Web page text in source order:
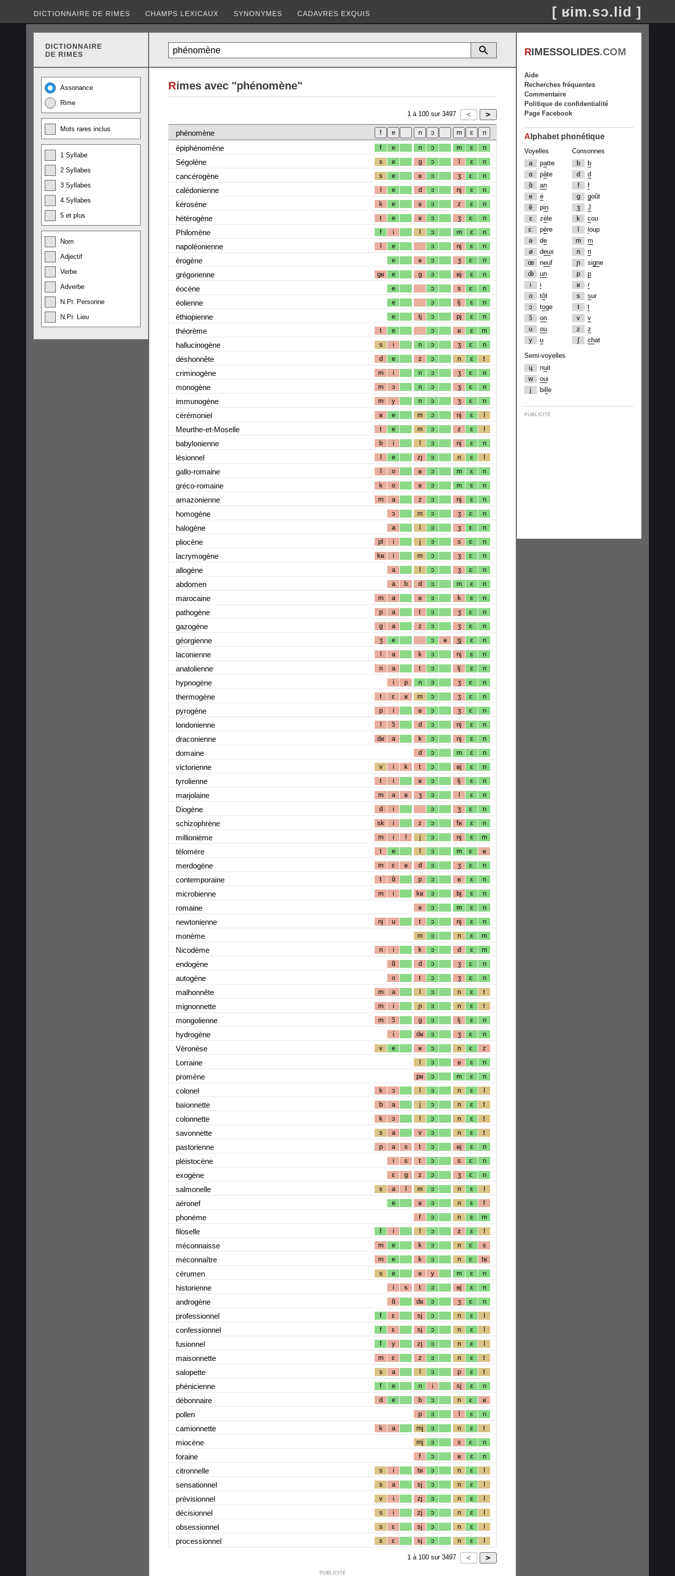
DICTIONNAIRE DE RIMES CHAMPS LEXICAUX SYNONYMES CADAVRES EXQUIS [ ʁim.sɔ.lid ]
DICTIONNAIRE
DE RIMES
Assonance
Rime
Mots rares inclus
1 Syllabe
2 Syllabes
3 Syllabes
4 Syllabes
5 et plus
Nom
Adjectif
Verbe
Adverbe
N.Pr. Personne
N.Pr. Lieu
Rimes avec "phénomène"
1 à 100 sur 3497
phénomène
épiphénomène
f e n ɔ m ɛ n
Ségolène s e g ɔ l ɛ n
cancérogène s e ʁ ɔ ʒ ɛː n
calédonienne l e d ɔ nj ɛ n
kérosène k e ʁ ɔ z ɛ n
hétérogène t e ʁ ɔ ʒ ɛː n
Philomène f i l ɔ m ɛ n
napoléonienne l e ɔ nj ɛ n
érogène e ʁ ɔ ʒ ɛː n
grégorienne gʁ e g ɔ ʁj ɛ n
éocène e ɔ s ɛː n
éolienne e ɔ lj ɛ n
éthiopienne e tj ɔ pj ɛ n
théorème t e ɔ ʁ ɛ m
hallucinogène s i n ɔ ʒ ɛː n
déshonnête d e z ɔ n ɛ t
criminogène m i n ɔ ʒ ɛː n
monogène m ɔ n ɔ ʒ ɛː n
immunogène m y n ɔ ʒ ɛː n
cérémoniel ʁ e m ɔ nj ɛ l
Meurthe-et-Moselle t e m ɔ z ɛ l
babylonienne b i l ɔ nj ɛ n
lésionnel l e zj ɔ n ɛ l
gallo-romaine l o ʁ ɔ m ɛ n
gréco-romaine k o ʁ ɔ m ɛ n
amazonienne m a z ɔ nj ɛ n
homogène ɔ m ɔ ʒ ɛː n
halogène a l ɔ ʒ ɛː n
pliocène pl i j ɔ s ɛː n
lacrymogène kʁ i m ɔ ʒ ɛː n
allogène a l ɔ ʒ ɛː n
abdomen a b d ɔ m ɛ n
marocaine m a ʁ ɔ k ɛ n
pathogène p a t ɔ ʒ ɛː n
gazogène g a z ɔ ʒ ɛː n
géorgienne ʒ e ɔ ʁ ʒj ɛ n
laconienne l a k ɔ nj ɛ n
anatolienne n a t ɔ lj ɛ n
hypnogène i p n ɔ ʒ ɛː n
thermogène t ɛ ʁ m ɔ ʒ ɛː n
pyrogène p i ʁ ɔ ʒ ɛː n
londonienne l ɔ̃ d ɔ nj ɛ n
draconienne dʁ a k ɔ nj ɛ n
domaine d ɔ m ɛ n
victorienne v i k t ɔ ʁj ɛ n
tyrolienne t i ʁ ɔ lj ɛ n
marjolaine m a ʁ ʒ ɔ l ɛ n
Diogène d i ɔ ʒ ɛː n
schizophrène sk i z ɔ fʁ ɛ n
millionième m i l j ɔ nj ɛ m
télomère t e l ɔ m ɛː ʁ
merdogène m ɛ ʁ d ɔ ʒ ɛː n
contemporaine t ɑ̃ p ɔ ʁ ɛ n
microbienne m i kʁ ɔ bj ɛ n
romaine ʁ ɔ m ɛ n
newtonienne nj u t ɔ nj ɛ n
monème m ɔ n ɛ m
Nicodème n i k ɔ d ɛ m
endogène ɑ̃ d ɔ ʒ ɛː n
autogène o t ɔ ʒ ɛː n
malhonnête m a l ɔ n ɛ t
mignonnette m i ɲ ɔ n ɛ t
mongolienne m ɔ̃ g ɔ lj ɛ n
hydrogène i dʁ ɔ ʒ ɛː n
Véronèse v e ʁ ɔ n ɛː z
Lorraine l ɔ ʁ ɛ n
promène pʁ ɔ m ɛ n
colonel k ɔ l ɔ n ɛ l
baïonnette b a j ɔ n ɛ t
colonnette k ɔ l ɔ n ɛ t
savonnette s a v ɔ n ɛ t
pastorienne p a s t ɔ ʁj ɛ n
pléistocène i s t ɔ s ɛː n
exogène ɛ g z ɔ ʒ ɛː n
salmonelle s a l m ɔ n ɛ l
aéronef e ʁ ɔ n ɛ f
phonème f ɔ n ɛ m
filoselle f i l ɔ z ɛ l
méconnaisse m e k ɔ n ɛː s
méconnaître m e k ɔ n ɛː tʁ
cérumen s e ʁ y m ɛ n
historienne i s t ɔ ʁj ɛ n
androgène ɑ̃ dʁ ɔ ʒ ɛː n
professionnel f ɛ sj ɔ n ɛ l
confessionnel f ɛ sj ɔ n ɛ l
fusionnel f y zj ɔ n ɛ l
maisonnette m ɛ z ɔ n ɛ t
salopette s a l ɔ p ɛ t
phénicienne f e n i sj ɛ n
débonnaire d e b ɔ n ɛː ʁ
pollen p ɔ l ɛ n
camionnette k a mj ɔ n ɛ t
miocène mj ɔ s ɛː n
foraine f ɔ ʁ ɛ n
citronnelle s i tʁ ɔ n ɛ l
sensationnel s a sj ɔ n ɛ l
prévisionnel v i zj ɔ n ɛ l
décisionnel s i zj ɔ n ɛ l
obsessionnel s ɛ sj ɔ n ɛ l
processionnel s ɛ sj ɔ n ɛ l
1 à 100 sur 3497
PUBLICITÉ
RIMESSOLIDES.COM
Aide
Recherches fréquentes
Commentaire
Politique de confidentialité
Page Facebook
A lphabet phonétique
Voyelles
a
patte
ɑ
pâte
ɑ̃
an
e
é
ẽ
pin
ɛ
zè le
ɛː
père
ə
de
ø
deux
œ
neuf
œ̃
un
i
i
o
tôt
ɔ
toge
ɔ̃
on
u
ou
y
u
Consonnes
b
b
d
d
f
f
g
goût
ʒ
J
k
cou
oup
m
m
n
n
ɲ
signe
p
p
ʁ
r
s
sur
t
t
v
v
z
z
ʃ
chat
Semi-voyelles
ɥ
nuit
w
oui
j
bi e
PUBLICITÉ